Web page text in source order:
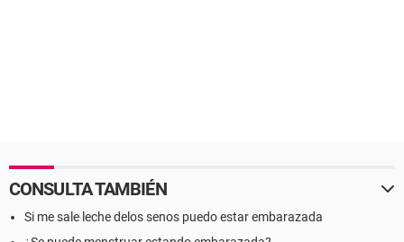
CONSULTA TAMBIÉN
Si me sale leche delos senos puedo estar embarazada